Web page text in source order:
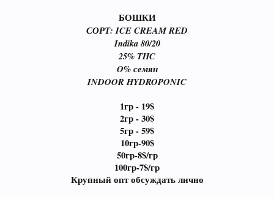
БОШКИ
СОРТ: ICE CREAM RED
Indika 80/20
25% THC
O% семян
INDOOR HYDROPONIC
1гр - 19$
2гр - 30$
5гр - 59$
10гр-90$
50гр-8$/гр
100гр-7$/гр
Крупный опт обсуждать лично